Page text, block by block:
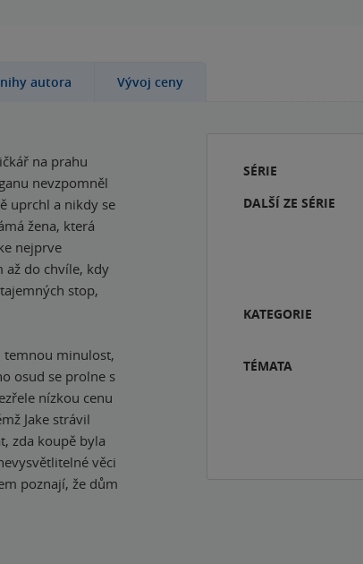
autora Vývoj ceny
na prahu
nevzpomněl
uprchl a nikdy se
žena, která
nejprve
až do chvíle, kdy
stop,
temnou minulost,
osud se prolne s
nízkou cenu
Jake strávil
zda koupě byla
věci
poznají, že dům
SÉRIE
DALŠÍ ZE SÉRIE
KATEGORIE
TÉMATA